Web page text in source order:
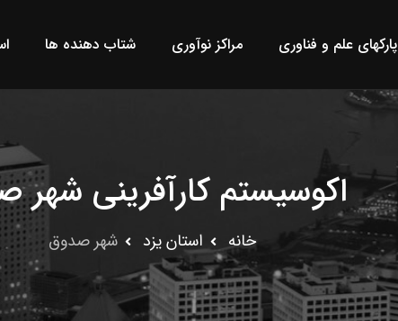
پارکهای علم و فناوری مراکز نوآوری شتاب دهنده ها
اکوسیستم کارآفرینی
خانه استان يزد شهر صدوق